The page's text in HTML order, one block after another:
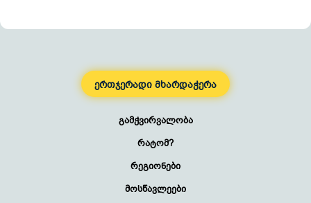
ერთჯერადი მხარდაჭერა
გამჭვირვალობა
რატომ?
რეგიონები
მოსწავლეები